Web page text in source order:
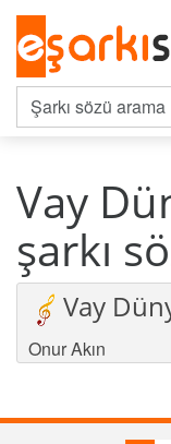
Vay
şarkı
Vay
Onur Akın